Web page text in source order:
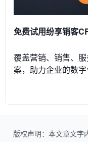
免费试用纷享销客
覆盖营销、销售、
案，助力企业的数字
版权声明：本文章文字